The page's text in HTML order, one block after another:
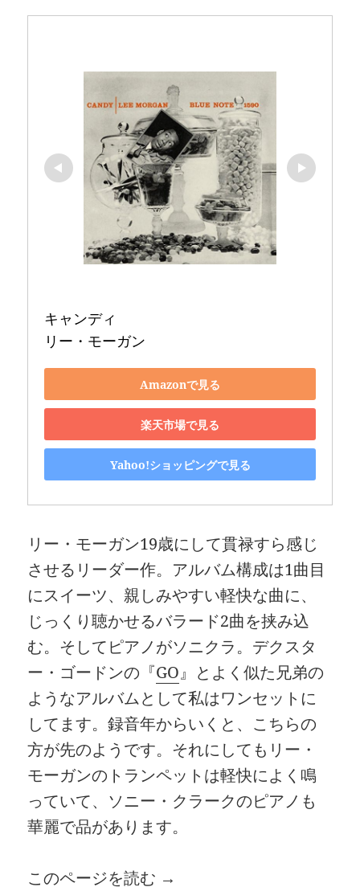
キャンディ
リー・モーガン
Amazonで見る
楽天市場で見る
Yahoo!ショッピングで見る
リー・モーガン19歳にして貫禄すら感じ
させるリーダー作。アルバム構成は1曲目
にスイーツ、親しみやすい軽快な曲に、
じっくり聴かせるバラード2曲を挟み込
む。そしてピアノがソニクラ。デクスタ
ー・ゴードンの『GO』とよく似た兄弟の
ようなアルバムとして私はワンセットに
してます。録音年からいくと、こちらの
方が先のようです。それにしてもリー・
モーガンのトランペットは軽快によく鳴
っていて、ソニー・クラークのピアノも
華麗で品があります。
このページを読む →